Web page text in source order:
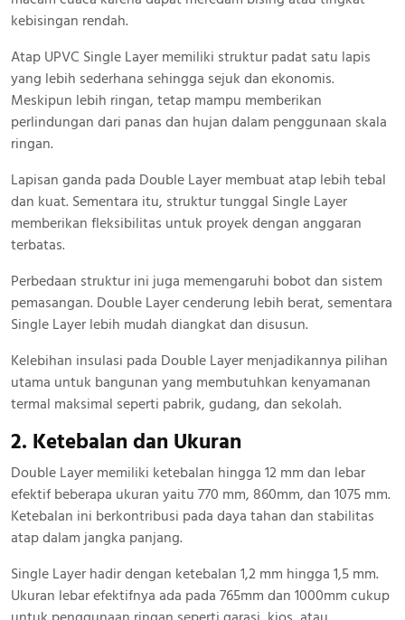
kebisingan rendah.
Atap UPVC Single Layer memiliki struktur padat satu lapis
yang lebih sederhana sehingga sejuk dan ekonomis.
Meskipun lebih ringan, tetap mampu memberikan
perlindungan dari panas dan hujan dalam penggunaan skala
ringan.
Lapisan ganda pada Double Layer membuat atap lebih tebal
dan kuat. Sementara itu, struktur tunggal Single Layer
memberikan fleksibilitas untuk proyek dengan anggaran
terbatas.
Perbedaan struktur ini juga memengaruhi bobot dan sistem
pemasangan. Double Layer cenderung lebih berat, sementara
Single Layer lebih mudah diangkat dan disusun.
Kelebihan insulasi pada Double Layer menjadikannya pilihan
utama untuk bangunan yang membutuhkan kenyamanan
termal maksimal seperti pabrik, gudang, dan sekolah.
2. Ketebalan dan Ukuran
Double Layer memiliki ketebalan hingga 12 mm dan lebar
efektif beberapa ukuran yaitu 770 mm, 860mm, dan 1075 mm.
Ketebalan ini berkontribusi pada daya tahan dan stabilitas
atap dalam jangka panjang.
Single Layer hadir dengan ketebalan 1,2 mm hingga 1,5 mm.
Ukuran lebar efektifnya ada pada 765mm dan 1000mm cukup